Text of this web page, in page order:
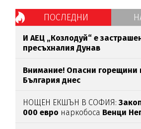
ПОСЛЕДНИ
И АЕЦ „Козлодуй“ е
пресъхналия Дунав
Внимание! Опасни горещини
България днес
НОЩЕН ЕКШЪН В СОФИЯ:
000 евро наркобоса Венци